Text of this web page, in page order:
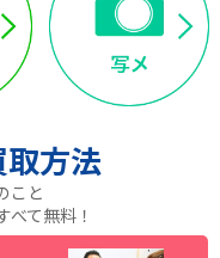
方法
こと
べて無料！